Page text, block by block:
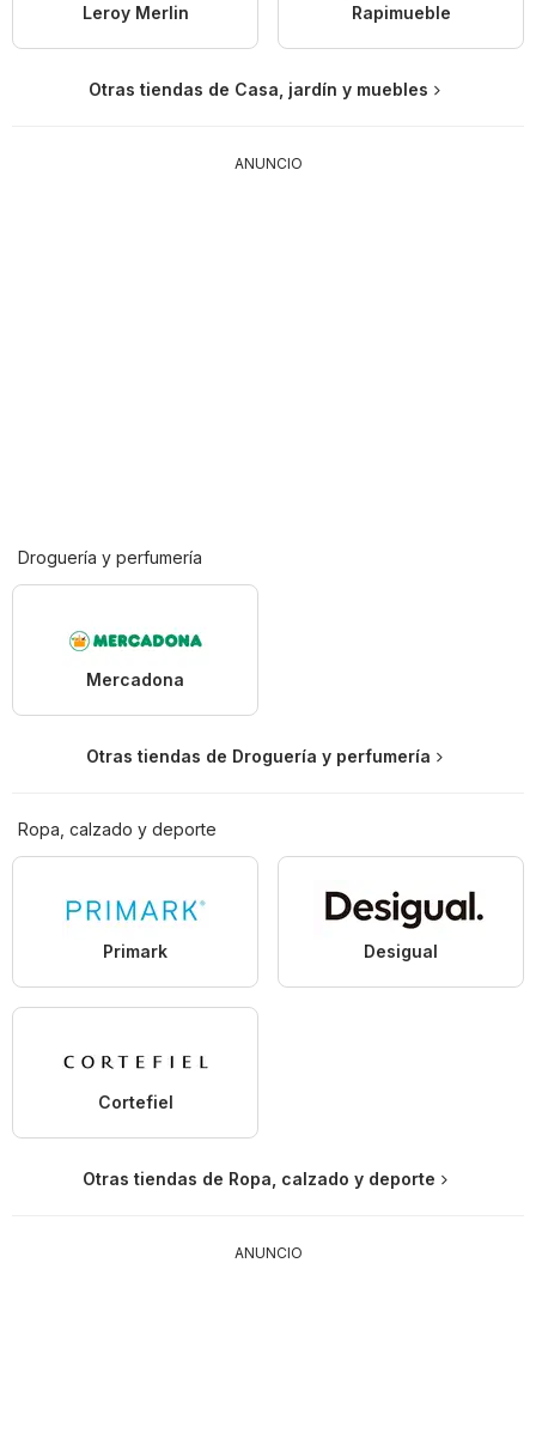
Leroy Merlin Rapimueble
Otras tiendas de Casa, jardín y muebles
ANUNCIO
Droguería y perfumería
Mercadona
Otras tiendas de Droguería y perfumería
Ropa, calzado y deporte
Primark Desigual
Cortefiel
Otras tiendas de Ropa, calzado y deporte
ANUNCIO